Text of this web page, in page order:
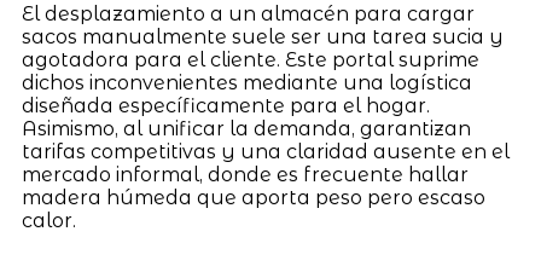
El desplazamiento a un almacén para cargar
sacos manualmente suele ser una tarea sucia y
agotadora para el cliente. Este portal suprime
dichos inconvenientes mediante una logística
diseñada específicamente para el hogar.
Asimismo, al unificar la demanda, garantizan
tarifas competitivas y una claridad ausente en el
mercado informal, donde es frecuente hallar
madera húmeda que aporta peso pero escaso
calor.